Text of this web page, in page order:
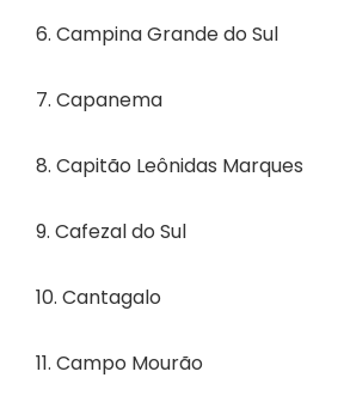
6. Campina Grande do Sul
7. Capanema
8. Capitão Leônidas Marques
9. Cafezal do Sul
10. Cantagalo
11. Campo Mourão